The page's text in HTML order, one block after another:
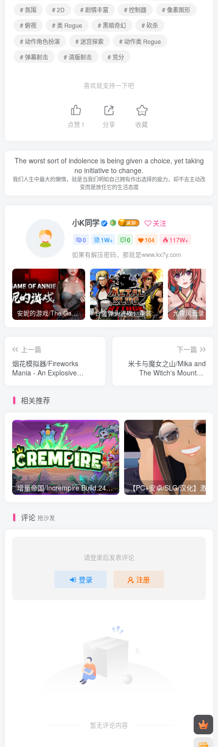
# 氛围
# 2D # 剧情丰富 # 控制器
# 像素图形
# 俯视
# 类 Rogue # 黑暗奇幻
# 砍杀
# 动作角色扮演
# 迷宫探索
# 动作类 Rogue
# 弹幕射击
# 清版射击 # 竞分
喜欢就支持一下吧
点赞 1 分享 收藏
The worst sort of indolence is being given a choice, yet taking
no initiative to change.
我们人生中最大的懒惰，就是当我们明知自己拥有作出选择的能力，却不去主动改
变而是放任它的生活态度
小K同学 关注
0 1W+ 0 104 117W+
如果有解压密码，那就是www.kx7y.com
安妮的游戏/The Game of Annie v0.99981|射击动作|容量14.6GB|免安装绿色中文版 合金弹头进攻：重装上阵/METAL SLUG ATTACK RELOADED Build.16214511|策略模拟|容量2.7GB|免安装绿色中文版
上一篇
烟花模拟器/Fireworks
Mania - An Explosive
绿色中文版
下一篇
米卡与魔女之山/Mika and
The Witch's Mountain
相关推荐
增量帝国/Incrempire Build.24322161|策略战棋|容量1GB|免安装绿色中文版
评论 抢沙发
请登录后发表评论
登录 注册
暂无评论内容